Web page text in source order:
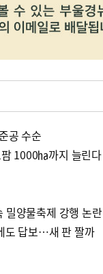
공 수순
1000㏊까지 늘린다
양물축제 강행 논란
도 답보…새 판 짤까